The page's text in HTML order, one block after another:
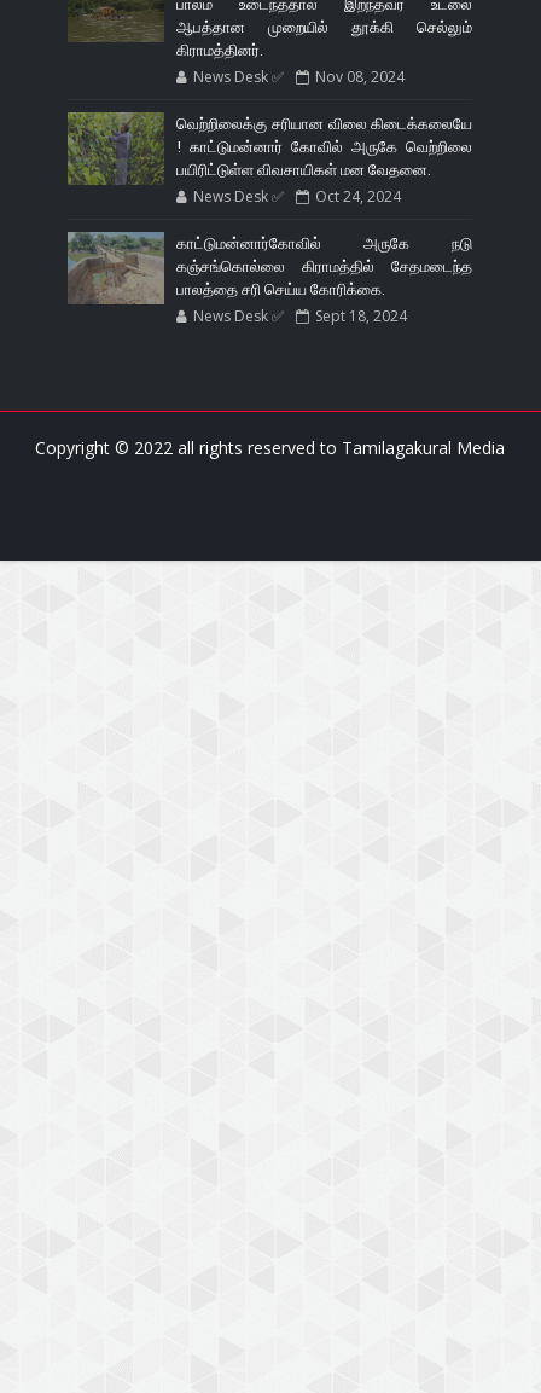
ஆபத்தான முறையில் தூக்கி செல்லும்
கிராமத்தினர்.
News Desk ✅ Nov 08, 2024
வெற்றிலைக்கு சரியான விலை கிடைக்கலையே
! காட்டுமன்னார் கோவில் அருகே வெற்றிலை
பயிரிட்டுள்ள விவசாயிகள் மன வேதனை.
News Desk ✅ Oct 24, 2024
காட்டுமன்னார்கோவில் அருகே நடு
கஞ்சங்கொல்லை கிராமத்தில் சேதமடைந்த
பாலத்தை சரி செய்ய கோரிக்கை.
News Desk ✅ Sept 18, 2024
Copyright © 2022 all rights reserved to Tamilagakural Media